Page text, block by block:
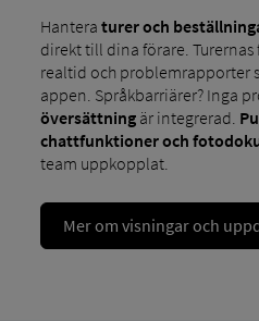
Hantera turer och
direkt till dina förare.
realtid och problemrapporter
appen. Språkbarriärer? Inga
översättningär integrerad.
chattfunktioner och
team uppkopplat.
Mer om visningar och